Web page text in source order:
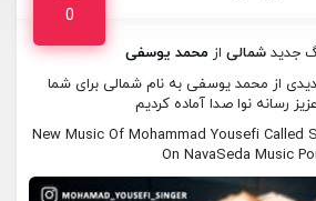
0
جدیدشمالی ازمحمد یوسفی
از محمد یوسفی به نام شمالی برای شما
رسانه نوا صدا آماده کردیم
New Music Of Mohammad Yousefi Called
On NavaSeda Music